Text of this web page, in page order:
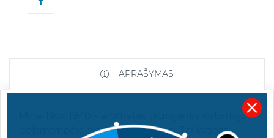
APRAŠYMAS
Mine Noir 1940 – aromatas, įkūnijantis ketvirtojo
dešimtmečio eleganciją ir žavesį. Tai kvapas,